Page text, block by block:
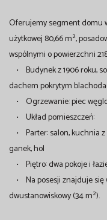
Oferujemy segment domu
użytkowej 80,66 m²,
wspólnymi o powierzchni
• Budynek z 1906 roku,
dachem pokrytym
• Ogrzewanie: piec
• Układ pomieszczeń:
• Parter: salon, kuchnia z
ganek, hol
• Piętro: dwa pokoje i
• Na posesji znajduje
dwustanowiskowy (34 m²).